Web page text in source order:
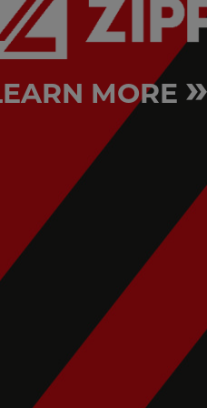
MORE »